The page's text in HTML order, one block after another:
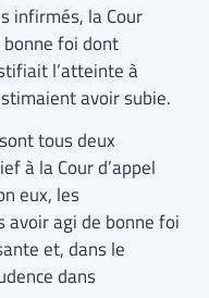
infirmés, la Cour
foi dont
l’atteinte à
avoir subie.
tous deux
à la Cour d’appel
eux, les
avoir agi de bonne foi
et, dans le
dans